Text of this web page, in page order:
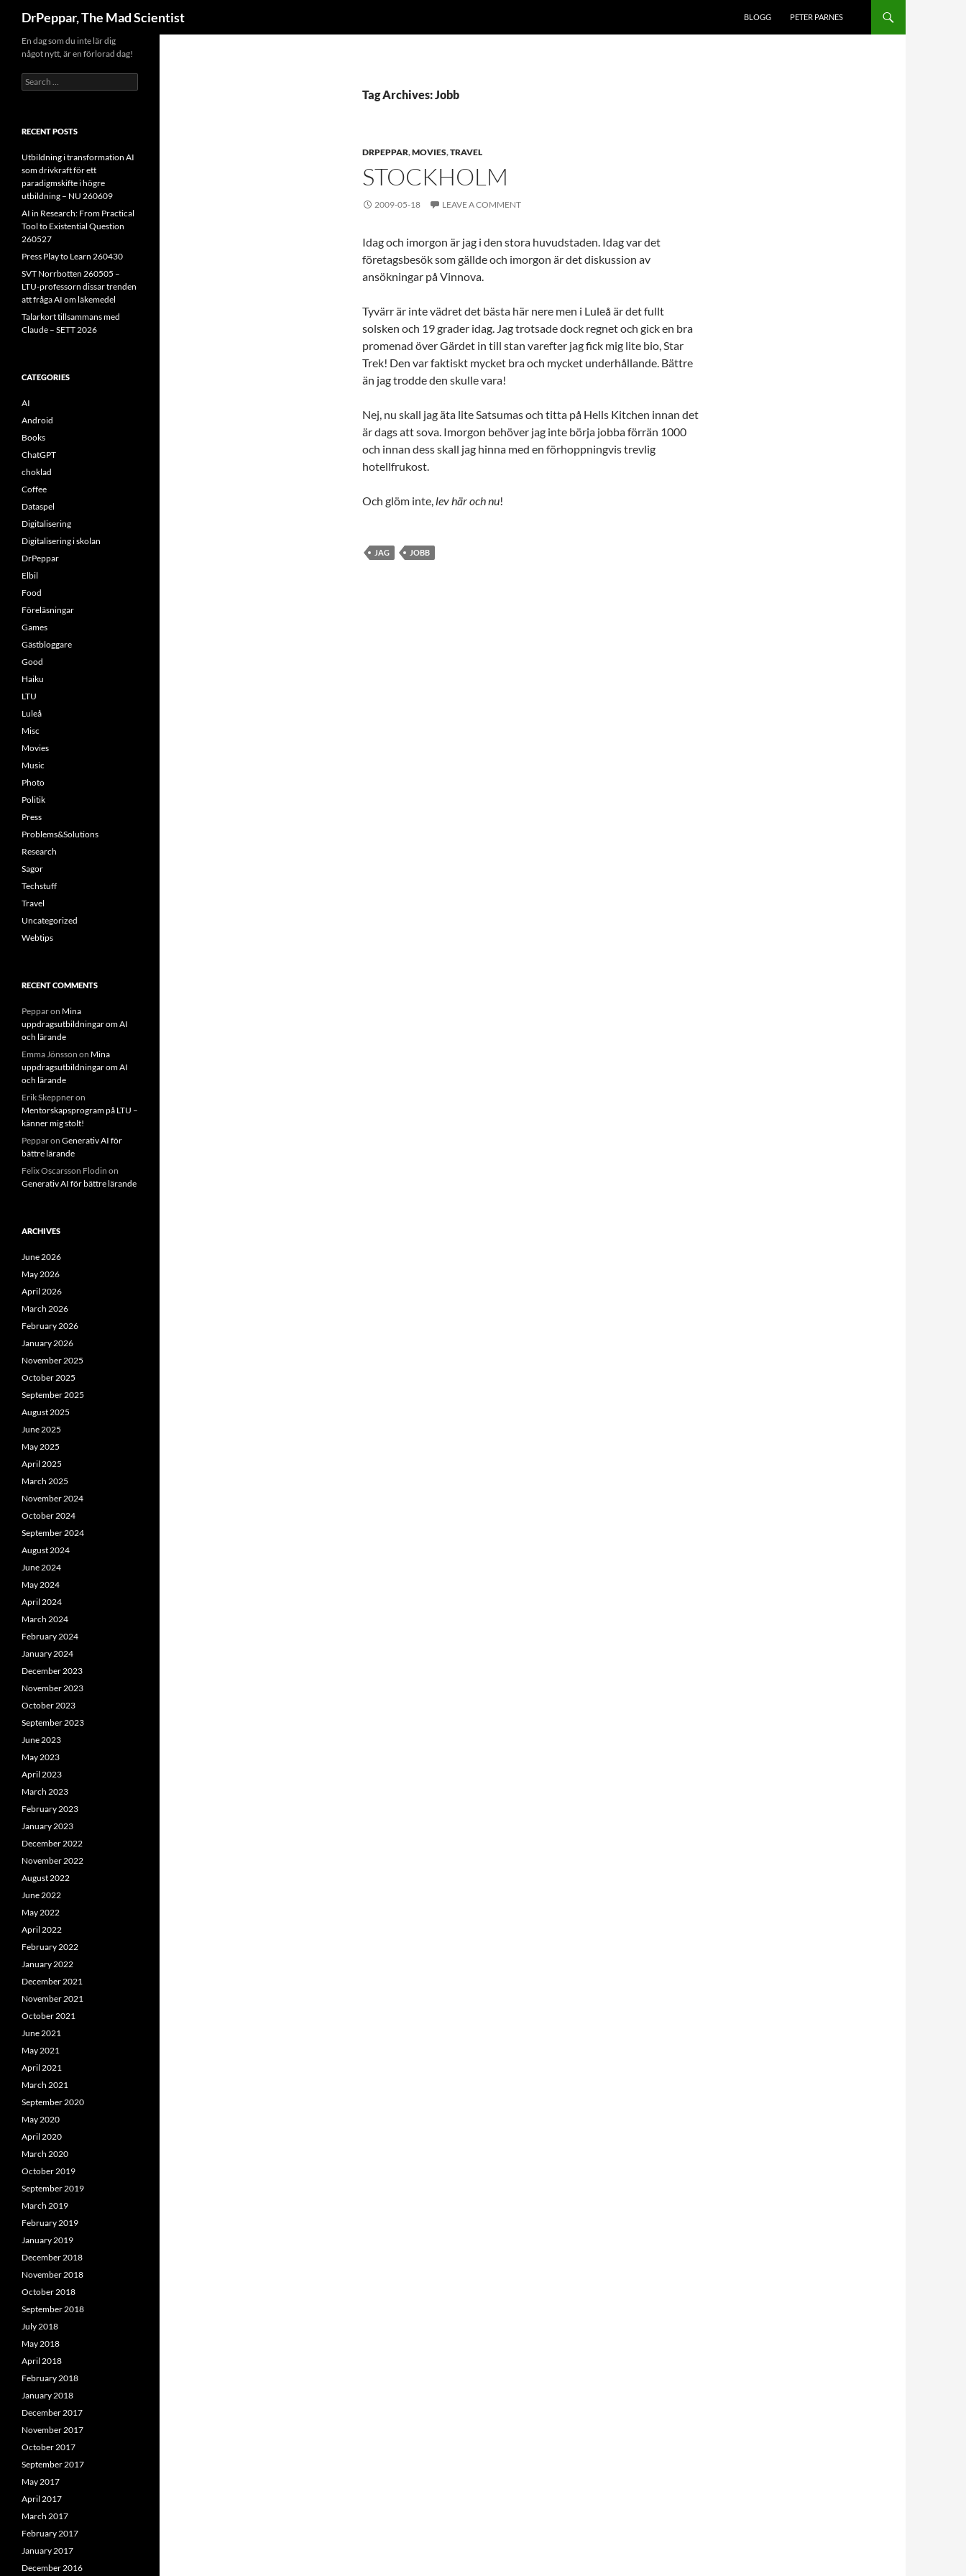
content
DrPeppar, The Mad Scientist BLOGG PETER PARNES
Tag Archives: Jobb
DRPEPPAR,MOVIES,TRAVEL
STOCKHOLM
2009-05-18 LEAVE A COMMENT
Idag och imorgon är jag i den stora huvudstaden. Idag var det
företagsbesök som gällde och imorgon är det diskussion av
ansökningar på Vinnova.
Tyvärr är inte vädret det bästa här nere men i Luleå är det fullt
solsken och 19 grader idag. Jag trotsade dock regnet och gick en bra
promenad över Gärdet in till stan varefter jag fick mig lite bio, Star
Trek! Den var faktiskt mycket bra och mycket underhållande. Bättre
än jag trodde den skulle vara!
Nej, nu skall jag äta lite Satsumas och titta på Hells Kitchen innan det
är dags att sova. Imorgon behöver jag inte börja jobba förrän 1000
och innan dess skall jag hinna med en förhoppningvis trevlig
hotellfrukost.
Och glöm inte, lev här och nu!
JAG JOBB
En dag som du inte lär dig
något nytt, är en förlorad dag!
Search
for:
RECENT POSTS
Utbildning i transformation AI
som drivkraft för ett
paradigmskifte i högre
utbildning – NU 260609
AI in Research: From Practical
Tool to Existential Question
260527
Press Play to Learn 260430
SVT Norrbotten 260505 –
LTU-professorn dissar trenden
att fråga AI om läkemedel
Talarkort tillsammans med
Claude – SETT 2026
CATEGORIES
AI
Android
Books
ChatGPT
choklad
Coffee
Dataspel
Digitalisering
Digitalisering i skolan
DrPeppar
Elbil
Food
Föreläsningar
Games
Gästbloggare
Good
Haiku
LTU
Luleå
Misc
Movies
Music
Photo
Politik
Press
Problems&Solutions
Research
Sagor
Techstuff
Travel
Uncategorized
Webtips
RECENT COMMENTS
Pepparon Mina
uppdragsutbildningar om AI
och lärande
Emma Jönsson on Mina
uppdragsutbildningar om AI
och lärande
Erik Skeppneron
Mentorskapsprogram på LTU –
känner mig stolt!
Pepparon Generativ AI för
bättre lärande
Felix Oscarsson Flodin on
Generativ AI för bättre lärande
ARCHIVES
June 2026
May 2026
April 2026
March 2026
February 2026
January 2026
November 2025
October 2025
September 2025
August 2025
June 2025
May 2025
April 2025
March 2025
November 2024
October 2024
September 2024
August 2024
June 2024
May 2024
April 2024
March 2024
February 2024
January 2024
December 2023
November 2023
October 2023
September 2023
June 2023
May 2023
April 2023
March 2023
February 2023
January 2023
December 2022
November 2022
August 2022
June 2022
May 2022
April 2022
February 2022
January 2022
December 2021
November 2021
October 2021
June 2021
May 2021
April 2021
March 2021
September 2020
May 2020
April 2020
March 2020
October 2019
September 2019
March 2019
February 2019
January 2019
December 2018
November 2018
October 2018
September 2018
July 2018
May 2018
April 2018
February 2018
January 2018
December 2017
November 2017
October 2017
September 2017
May 2017
April 2017
March 2017
February 2017
January 2017
December 2016